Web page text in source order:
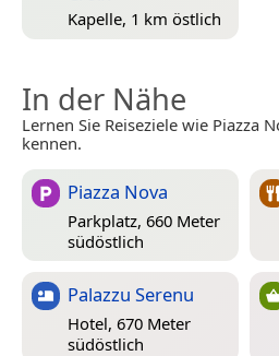
Kapelle, 1 km östlich
In der Nähe
Lernen Sie Reiseziele wie Piazza
kennen.
Piazza Nova
Parkplatz, 660 Meter
südöstlich
Palazzu Serenu
Hotel, 670 Meter
südöstlich